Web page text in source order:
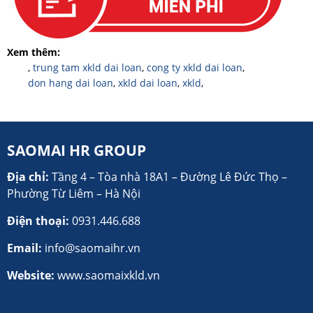
Xem thêm:
, trung tam xkld dai loan, cong ty xkld dai loan,
don hang dai loan, xkld dai loan, xkld,
SAOMAI HR GROUP
Địa chỉ: Tầng 4 – Tòa nhà 18A1 – Đường Lê Đức Thọ –
Phường Từ Liêm – Hà Nội
Điện thoại: 0931.446.688
Email: info@saomaihr.vn
Website: www.saomaixkld.vn